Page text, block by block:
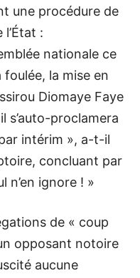
une procédure de
:
nationale ce
la mise en
Diomaye Faye
s’auto-proclamera
intérim », a-t-il
concluant par
n’en ignore ! »
de « coup
opposant notoire
aucune